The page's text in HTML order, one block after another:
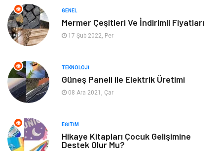
Otomotiv
Yapı İnşaat
Hizmet
Tatil Emlak
Organizasyon Metal Maden
GENEL
Mermer Çeşitleri Ve İndirimli Fiyatları
17 Şub 2022, Per
TEKNOLOJI
Güneş Paneli ile Elektrik Üretimi
08 Ara 2021, Çar
EĞITIM
Hikaye Kitapları Çocuk Gelişimine
Destek Olur Mu?